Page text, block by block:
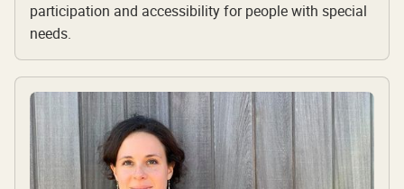
participation and accessibility for people with special
needs.